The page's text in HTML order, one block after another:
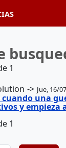
1
Jue, 16/
cuando una
y empieza
1